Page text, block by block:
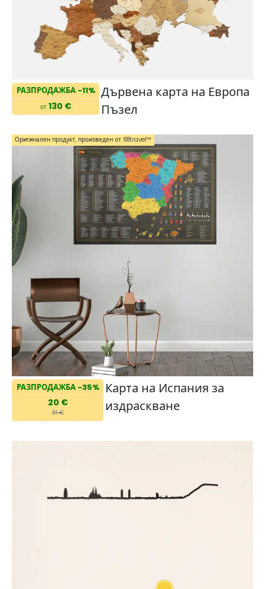
РАЗПРОДАЖБА -11%
от130 €
Дървена карта на Европа
Пъзел
РАЗПРОДАЖБА -35%
20 €
31 €
Карта на Испания за
издраскване
Оригинален продукт, произведен от 68travel™️